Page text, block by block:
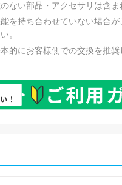
ない部品・アクセサリは含ま
を持ち合わせていない場合
。
的にお客様側での交換を推奨